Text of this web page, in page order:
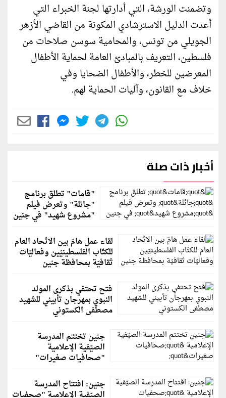
وتضمنت الورشة، التي أدارتها لجنة الخبراء التي
أعدت الدليل الاسترشادي المكونة من القاضي الأزهر
الجويلي من تونس، والمحامية سوسن صلاحات من
فلسطين، التعريف بالمبادئ العامة لحماية الأطفال
المعرضين للخطر، والأطفال الضحايا وفي
خلاف مع القانون، وآليات الحماية لهم.
أخبار ذات صلة
"قامات" تطلق برنامج
"جائلة" وتعرض فيلم
"مشروع شهيد" في جنين
لقاء عمل هامّ بين الاتّحاد العام
للكتّاب الفلسطينيّين وفعاليّات
ثقافيّة بمحافظة جنين
فتح تحتفي بذكرى المولد
النبوي بمهرجان تأبيني للشهيد
مصطفى الكستوني
جنين تختتم المدرسة
الصيّفية الإعلامية
"صحافيات صغيرات"
جنين: افتتاح المدرسة